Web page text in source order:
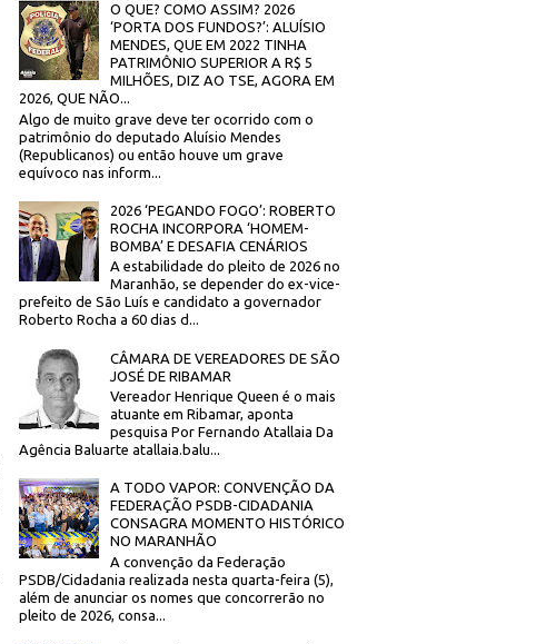
O QUE? COMO ASSIM? 2026
‘PORTA DOS FUNDOS?’: ALUÍSIO
MENDES, QUE EM 2022 TINHA
PATRIMÔNIO SUPERIOR A R$ 5
MILHÕES, DIZ AO TSE, AGORA EM
2026, QUE NÃO...
Algo de muito grave deve ter ocorrido com o
patrimônio do deputado Aluísio Mendes
(Republicanos) ou então houve um grave
equívoco nas inform...
2026 ‘PEGANDO FOGO’: ROBERTO
ROCHA INCORPORA ‘HOMEM-
BOMBA’ E DESAFIA CENÁRIOS
A estabilidade do pleito de 2026 no
Maranhão, se depender do ex-vice-
prefeito de São Luís e candidato a governador
Roberto Rocha a 60 dias d...
CÂMARA DE VEREADORES DE SÃO
JOSÉ DE RIBAMAR
Vereador Henrique Queen é o mais
atuante em Ribamar, aponta
pesquisa Por Fernando Atallaia Da
Agência Baluarte atallaia.balu...
A TODO VAPOR: CONVENÇÃO DA
FEDERAÇÃO PSDB-CIDADANIA
CONSAGRA MOMENTO HISTÓRICO
NO MARANHÃO
A convenção da Federação
PSDB/Cidadania realizada nesta quarta-feira (5),
além de anunciar os nomes que concorrerão no
pleito de 2026, consa...